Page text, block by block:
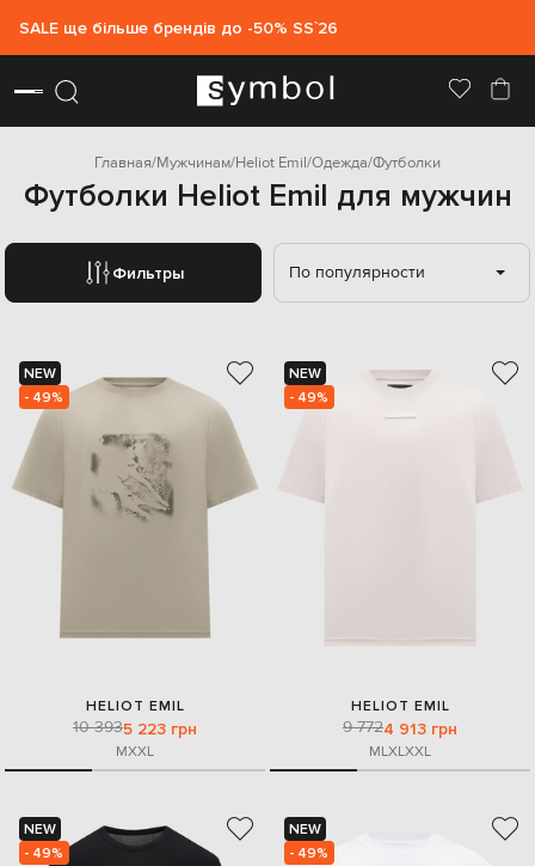
SALE ще більше брендів до -50% SS`26
Главная Мужчинам Heliot Emil Одежда Футболки
Футболки Heliot Emil для мужчин
Фильтры По популярности
NEW
- 49%
HELIOT EMIL
10 3935 223 грн
MXXL
NEW
- 49%
HELIOT EMIL
9 7724 913 грн
MLXLXXL
NEW
- 49%
NEW
- 49%